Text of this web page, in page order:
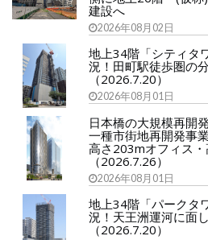
建設へ
2026年08月02日
地上34階「シティタ
況！田町駅徒歩圏の
（2026.7.20）
2026年08月01日
日本橋の大規模再開
一種市街地再開発事
高さ203mオフィス
（2026.7.26）
2026年08月01日
地上34階「パークタ
況！天王洲運河に面
（2026.7.20）